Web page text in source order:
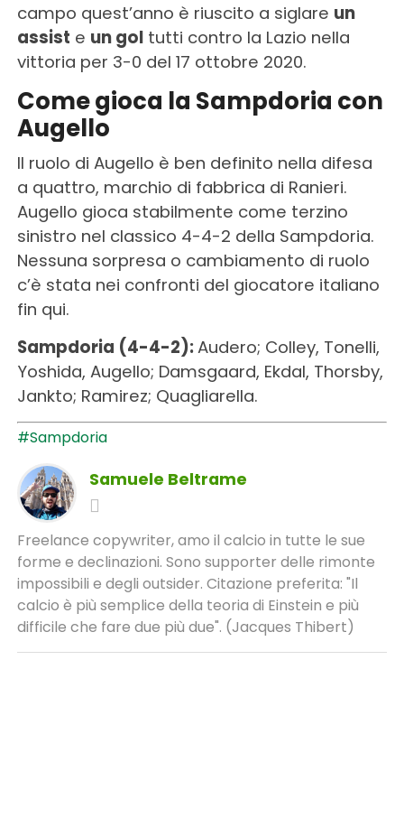
campo quest’anno è riuscito a siglare un
assist e un goltutti contro la Lazio nella
vittoria per 3-0 del 17 ottobre 2020.
Come gioca la Sampdoria con
Augello
Il ruolo di Augello è ben definito nella difesa
a quattro, marchio di fabbrica di Ranieri.
Augello gioca stabilmente come terzino
sinistro nel classico 4-4-2 della Sampdoria.
Nessuna sorpresa o cambiamento di ruolo
c’è stata nei confronti del giocatore italiano
fin qui.
Sampdoria (4-4-2):Audero; Colley, Tonelli,
Yoshida, Augello; Damsgaard, Ekdal, Thorsby,
Jankto; Ramirez; Quagliarella.
#Sampdoria
Samuele Beltrame
Freelance copywriter, amo il calcio in tutte le sue
forme e declinazioni. Sono supporter delle rimonte
impossibili e degli outsider. Citazione preferita: "Il
calcio è più semplice della teoria di Einstein e più
difficile che fare due più due". (Jacques Thibert)